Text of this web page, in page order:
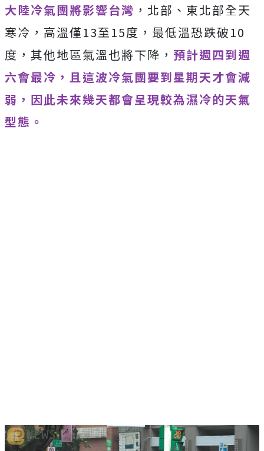
大陸冷氣團將影響台灣 ，北部、東北部全天
寒冷，高溫僅13至 15度，最低溫恐跌破10
度，其他地區氣溫也將下降， 預計週四到週
六會最冷，且這波冷氣團要到星期天才會減
弱，因此未來幾天都會呈現較為濕冷的天氣
型態。